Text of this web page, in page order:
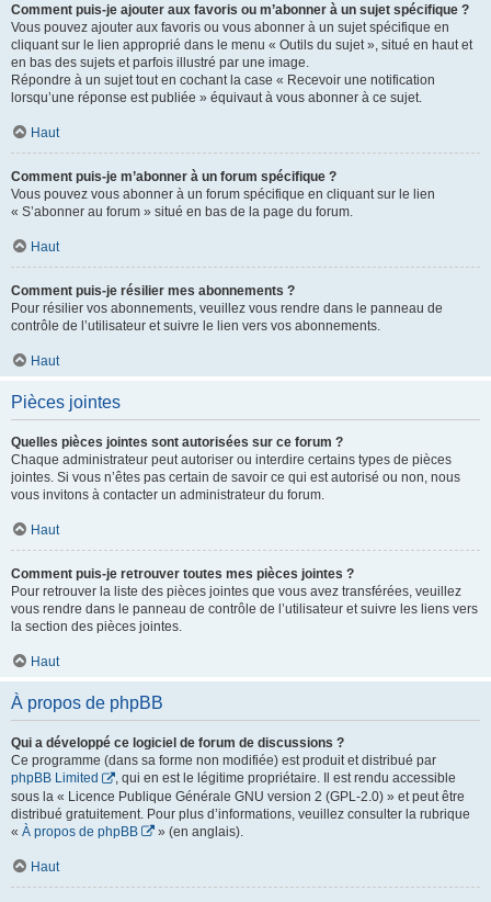
Comment puis-je ajouter aux favoris ou m’abonner à un sujet spécifique ?
Vous pouvez ajouter aux favoris ou vous abonner à un sujet spécifique en
cliquant sur le lien approprié dans le menu « Outils du sujet », situé en haut et
en bas des sujets et parfois illustré par une image.
Répondre à un sujet tout en cochant la case « Recevoir une notification
lorsqu’une réponse est publiée » équivaut à vous abonner à ce sujet.
Haut
Comment puis-je m’abonner à un forum spécifique ?
Vous pouvez vous abonner à un forum spécifique en cliquant sur le lien
« S’abonner au forum » situé en bas de la page du forum.
Haut
Comment puis-je résilier mes abonnements ?
Pour résilier vos abonnements, veuillez vous rendre dans le panneau de
contrôle de l’utilisateur et suivre le lien vers vos abonnements.
Haut
Pièces jointes
Quelles pièces jointes sont autorisées sur ce forum ?
Chaque administrateur peut autoriser ou interdire certains types de pièces
jointes. Si vous n’êtes pas certain de savoir ce qui est autorisé ou non, nous
vous invitons à contacter un administrateur du forum.
Haut
Comment puis-je retrouver toutes mes pièces jointes ?
Pour retrouver la liste des pièces jointes que vous avez transférées, veuillez
vous rendre dans le panneau de contrôle de l’utilisateur et suivre les liens vers
la section des pièces jointes.
Haut
À propos de phpBB
Qui a développé ce logiciel de forum de discussions ?
Ce programme (dans sa forme non modifiée) est produit et distribué par
phpBB Limited
, qui en est le légitime propriétaire. Il est rendu accessible
sous la « Licence Publique Générale GNU version 2 (GPL-2.0) » et peut être
distribué gratuitement. Pour plus d’informations, veuillez consulter la rubrique
« À propos de phpBB » (en anglais).
Haut